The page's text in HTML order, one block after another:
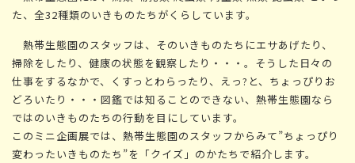
た、全32種類のいきものたちがくらしています。
熱帯生態園のスタッフは、そのいきものたちにエサあげたり、
掃除をしたり、健康の状態を観察したり・・・。そうした日々の
仕事をするなかで、くすっとわらったり、えっ?と、ちょっぴりお
どろいたり・・・図鑑では知ることのできない、熱帯生態園なら
ではのいきものたちの行動を目にしています。
このミニ企画展では、熱帯生態園のスタッフからみて”ちょっぴり
変わったいきものたち”を「クイズ」のかたちで紹介します。